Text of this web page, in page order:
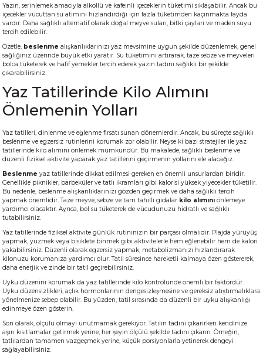
Yazın, serinlemek amacıyla alkollü ve kafeinli içeceklerin tüketimi sıklaşabilir. Ancak bu
içecekler vücuttan su atımını hızlandırdığı için fazla tüketimden kaçınmakta fayda
vardır. Daha sağlıklı alternatif olarak doğal meyve suları, bitki çayları ve maden suyu
tercih edilebilir.
Özetle, beslenme alışkanlıklarınızı yaz mevsimine uygun şekilde düzenlemek, genel
sağlığınız üzerinde büyük etki yaratır. Su tüketimini artırarak, taze sebze ve meyveleri
bolca tüketerek ve hafif yemekler tercih ederek yazın tadını sağlıklı bir şekilde
çıkarabilirsiniz.
Yaz Tatillerinde Kilo Alımını
Önlemenin Yolları
Yaz tatilleri, dinlenme ve eğlenme fırsatı sunan dönemlerdir. Ancak, bu süreçte sağlıklı
beslenme ve egzersiz rutinlerini korumak zor olabilir. Neyse ki bazı stratejiler ile yaz
tatillerinde kilo alımını önlemek mümkündür. Bu makalede, sağlıklı beslenme ve
düzenli fiziksel aktivite yaparak yaz tatillerini geçirmenin yollarını ele alacağız.
Beslenme yaz tatillerinde dikkat edilmesi gereken en önemli unsurlardan biridir.
Genellikle piknikler, barbeküler ve tatlı ikramları gibi kalorisi yüksek yiyecekler tüketilir.
Bu nedenle, beslenme alışkanlıklarınızı gözden geçirmek ve daha sağlıklı tercih
yapmak önemlidir. Taze meyve, sebze ve tam tahıllı gıdalar kilo alımını önlemeye
yardımcı olacaktır. Ayrıca, bol su tüketerek de vücudunuzu hidratlı ve sağlıklı
tutabilirsiniz.
Yaz tatillerinde fiziksel aktivite günlük rutininizin bir parçası olmalıdır. Plajda yürüyüş
yapmak, yüzmek veya bisiklete binmek gibi aktivitelerle hem eğlenebilir hem de kalori
yakabilirsiniz. Düzenli olarak egzersiz yapmak, metabolizmanızı hızlandırarak
kilonuzu korumanıza yardımcı olur. Tatil süresince hareketli kalmaya özen göstererek,
daha enerjik ve zinde bir tatil geçirebilirsiniz.
Uyku düzenini korumak da yaz tatillerinde kilo kontrolünde önemli bir faktördür.
Uyku düzensizlikleri, açlık hormonlarının dengesizleşmesine ve gereksiz atıştırmalıklara
yönelmenize sebep olabilir. Bu yüzden, tatil sırasında da düzenli bir uyku alışkanlığı
edinmeye özen gösterin.
Son olarak, ölçülü olmayı unutmamak gerekiyor. Tatilin tadını çıkarırken kendinize
aşırı kısıtlamalar getirmek yerine, her şeyin ölçülü şekilde tadını çıkarın. Örneğin,
tatlılardan tamamen vazgeçmek yerine, küçük porsiyonlarla yetinerek dengeyi
sağlayabilirsiniz.